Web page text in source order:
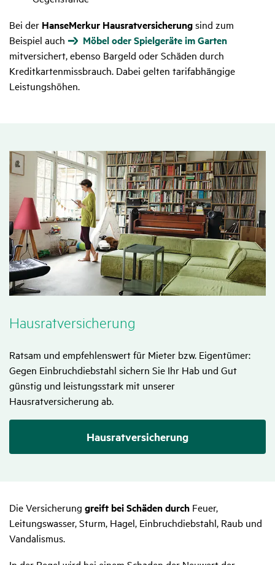
Bei der HanseMerkur Hausratversicherungsind zum
Beispiel auch
Möbel oder Spielgeräte im Garten
mitversichert, ebenso Bargeld oder Schäden durch
Kreditkartenmissbrauch. Dabei gelten tarifabhängige
Leistungshöhen.
Haus­rat­ver­si­che­rung
Ratsam und empfehlenswert für Mieter bzw. Eigentümer:
Gegen Einbruchdiebstahl sichern Sie Ihr Hab und Gut
günstig und leistungsstark mit unserer
Hausratversicherung ab.
Hausratversicherung
Die Versicherung greift bei Schäden durch Feuer,
Leitungswasser, Sturm, Hagel, Einbruchdiebstahl, Raub und
Vandalismus.